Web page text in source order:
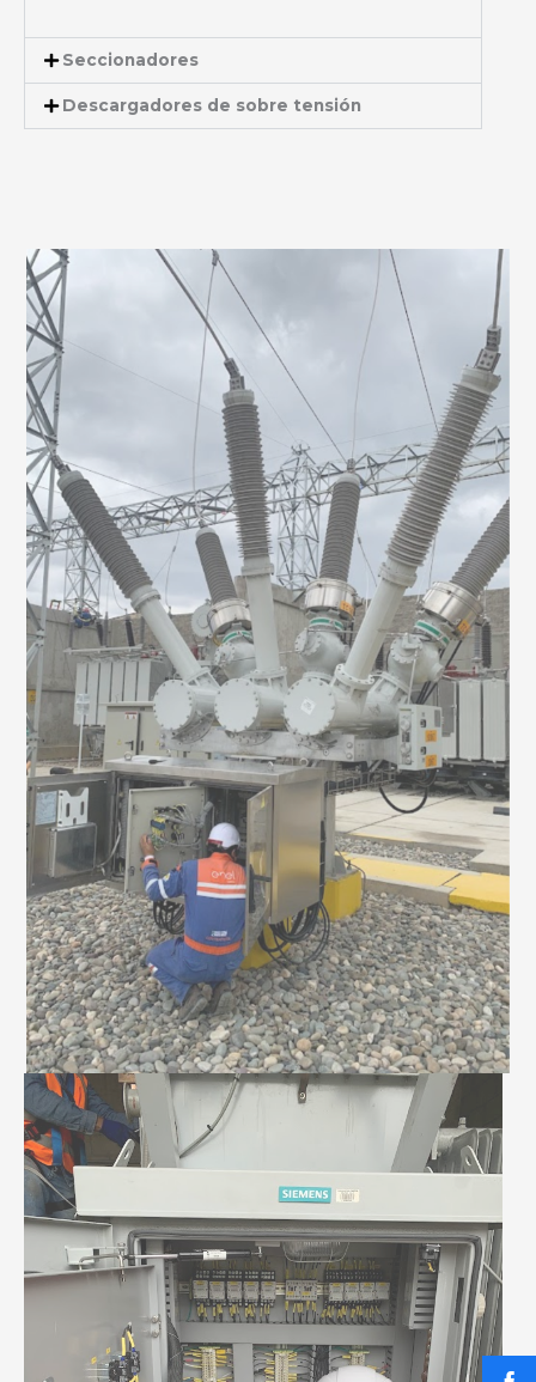
Seccionadores
Descargadores de sobre tensión